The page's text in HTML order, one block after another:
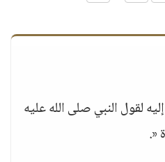
لقول النبي صلى الله عليه
«.